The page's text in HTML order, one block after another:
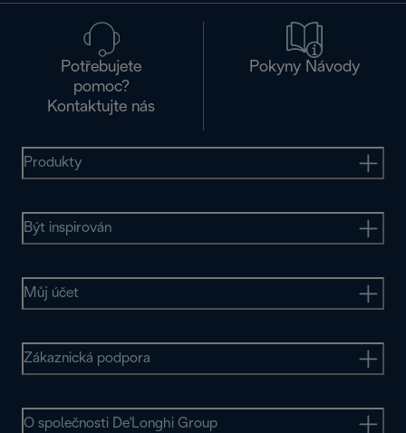
Potřebujete
pomoc?
Kontaktujte nás
Pokyny Návody
Produkty
Být inspirován
Můj účet
Zákaznická podpora
O společnosti De'Longhi Group